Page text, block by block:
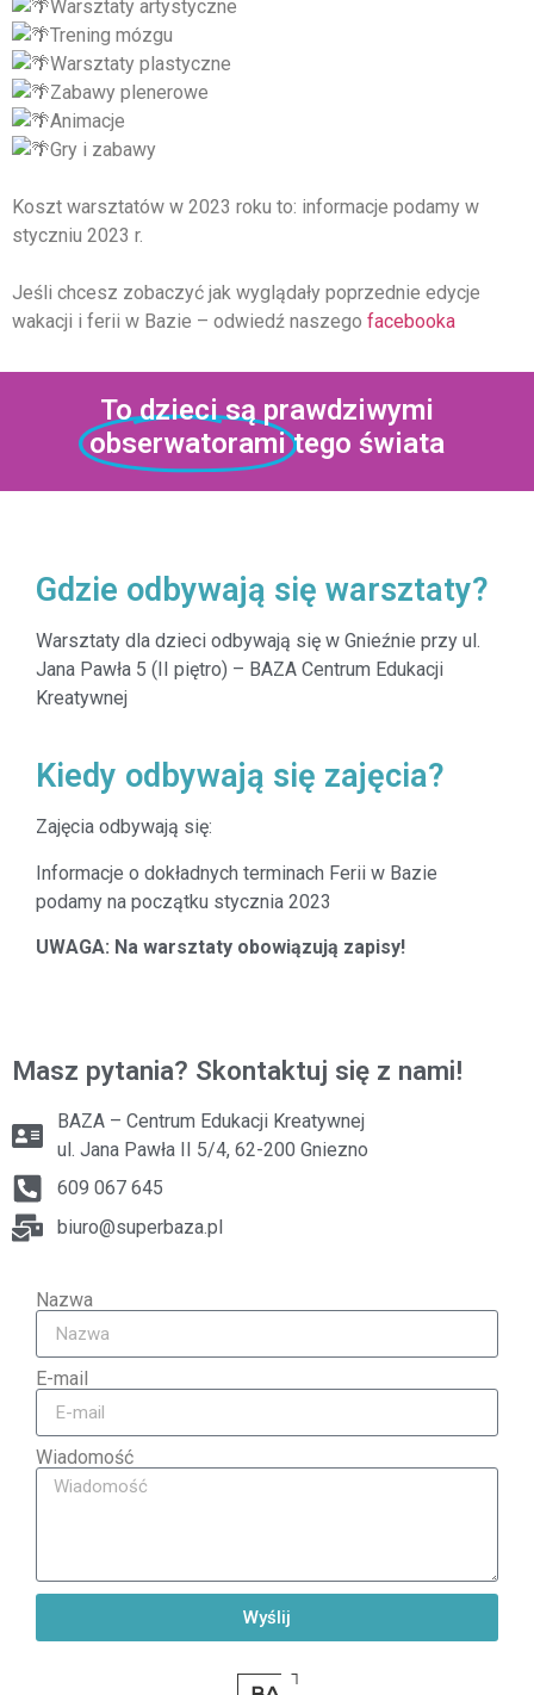
Warsztaty artystyczne
Trening mózgu
Warsztaty plastyczne
Zabawy plenerowe
Animacje
Gry i zabawy
Koszt warsztatów w 2023 roku to: informacje podamy w
styczniu 2023 r.
Jeśli chcesz zobaczyć jak wyglądały poprzednie edycje
wakacji i ferii w Bazie – odwiedź naszego facebooka
To dzieci są prawdziwymi
obserwatorami tego świata
Gdzie odbywają się warsztaty?
Warsztaty dla dzieci odbywają się w Gnieźnie przy ul.
Jana Pawła 5 (II piętro) – BAZA Centrum Edukacji
Kreatywnej
Kiedy odbywają się zajęcia?
Zajęcia odbywają się:
Informacje o dokładnych terminach Ferii w Bazie
podamy na początku stycznia 2023
UWAGA: Na warsztaty obowiązują zapisy!
Masz pytania? Skontaktuj się z nami!
BAZA – Centrum Edukacji Kreatywnej
ul. Jana Pawła II 5/4, 62-200 Gniezno
609 067 645
biuro@superbaza.pl
Nazwa
E-mail
Wiadomość
Wyślij